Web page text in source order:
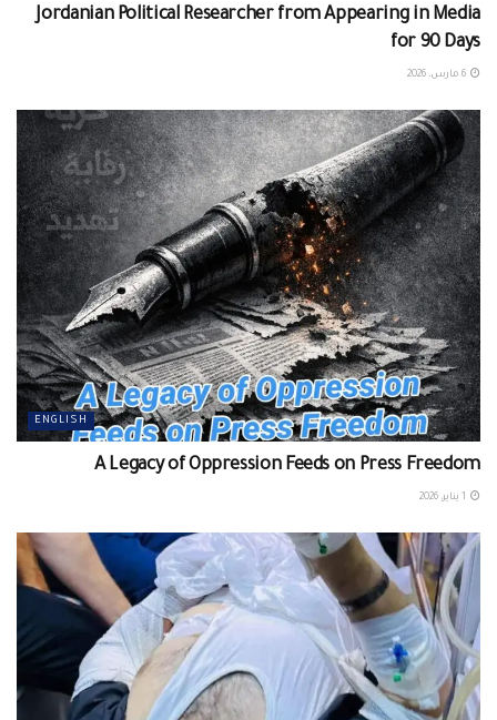
Jordanian Political Researcher from Appearing in Media
for 90 Days
ENGLISH
A Legacy of Oppression Feeds on Press Freedom